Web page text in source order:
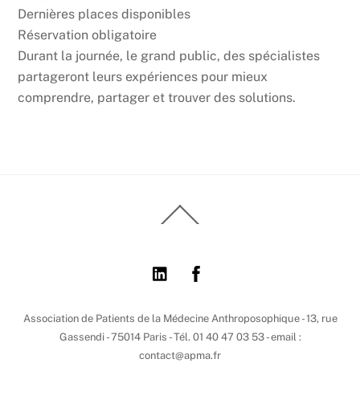
Dernières places disponibles
Réservation obligatoire
Durant la journée, le grand public, des spécialistes
partageront leurs expériences pour mieux
comprendre, partager et trouver des solutions.
To
Association de Patients de la Médecine Anthroposophique - 13, rue
Gassendi - 75014 Paris - Tél. 01 40 47 03 53 - email :
contact@apma.fr